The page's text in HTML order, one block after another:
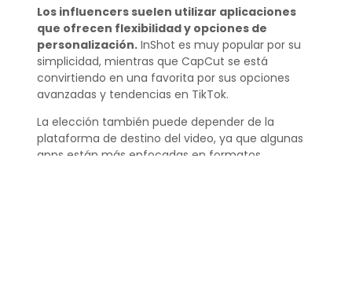
Los influencers suelen utilizar aplicaciones
que ofrecen flexibilidad y opciones de
personalización.InShot es muy popular por su
simplicidad, mientras que CapCut se está
convirtiendo en una favorita por sus opciones
avanzadas y tendencias en TikTok.
La elección también puede depender de la
plataforma de destino del video, ya que algunas
apps están más enfocadas en formatos